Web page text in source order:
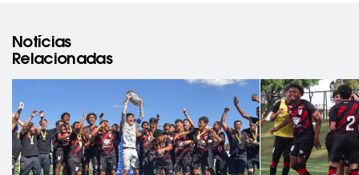
Notícias
Relacionadas